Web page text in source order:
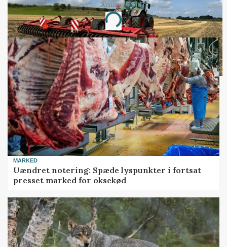
Annonce
Loading...
MARKED
Uændret notering: Spæde lyspunkter i fortsat
presset marked for oksekød